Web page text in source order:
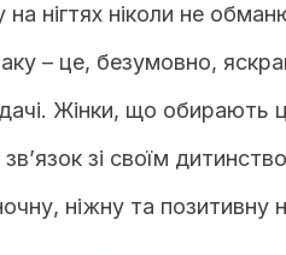
на нігтях ніколи не
– це, безумовно,
Жінки, що обирають
зв’язок зі своїм
ніжну та позитивну